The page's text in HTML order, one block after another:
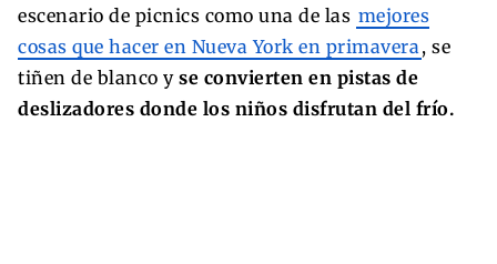
escenario de picnics como una de las mejores
cosas que hacer en Nueva York en primavera, se
tiñen de blanco y se convierten en pistas de
deslizadores donde los niños disfrutan del frío.